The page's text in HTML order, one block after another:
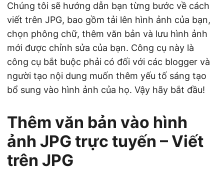
Chúng tôi sẽ hướng dẫn bạn từng bước về cách
viết trên JPG, bao gồm tải lên hình ảnh của bạn,
chọn phông chữ, thêm văn bản và lưu hình ảnh
mới được chỉnh sửa của bạn. Công cụ này là
công cụ bắt buộc phải có đối với các blogger và
người tạo nội dung muốn thêm yếu tố sáng tạo
bổ sung vào hình ảnh của họ. Vậy hãy bắt đầu!
Thêm văn bản vào hình
ảnh JPG trực tuyến – Viết
trên JPG